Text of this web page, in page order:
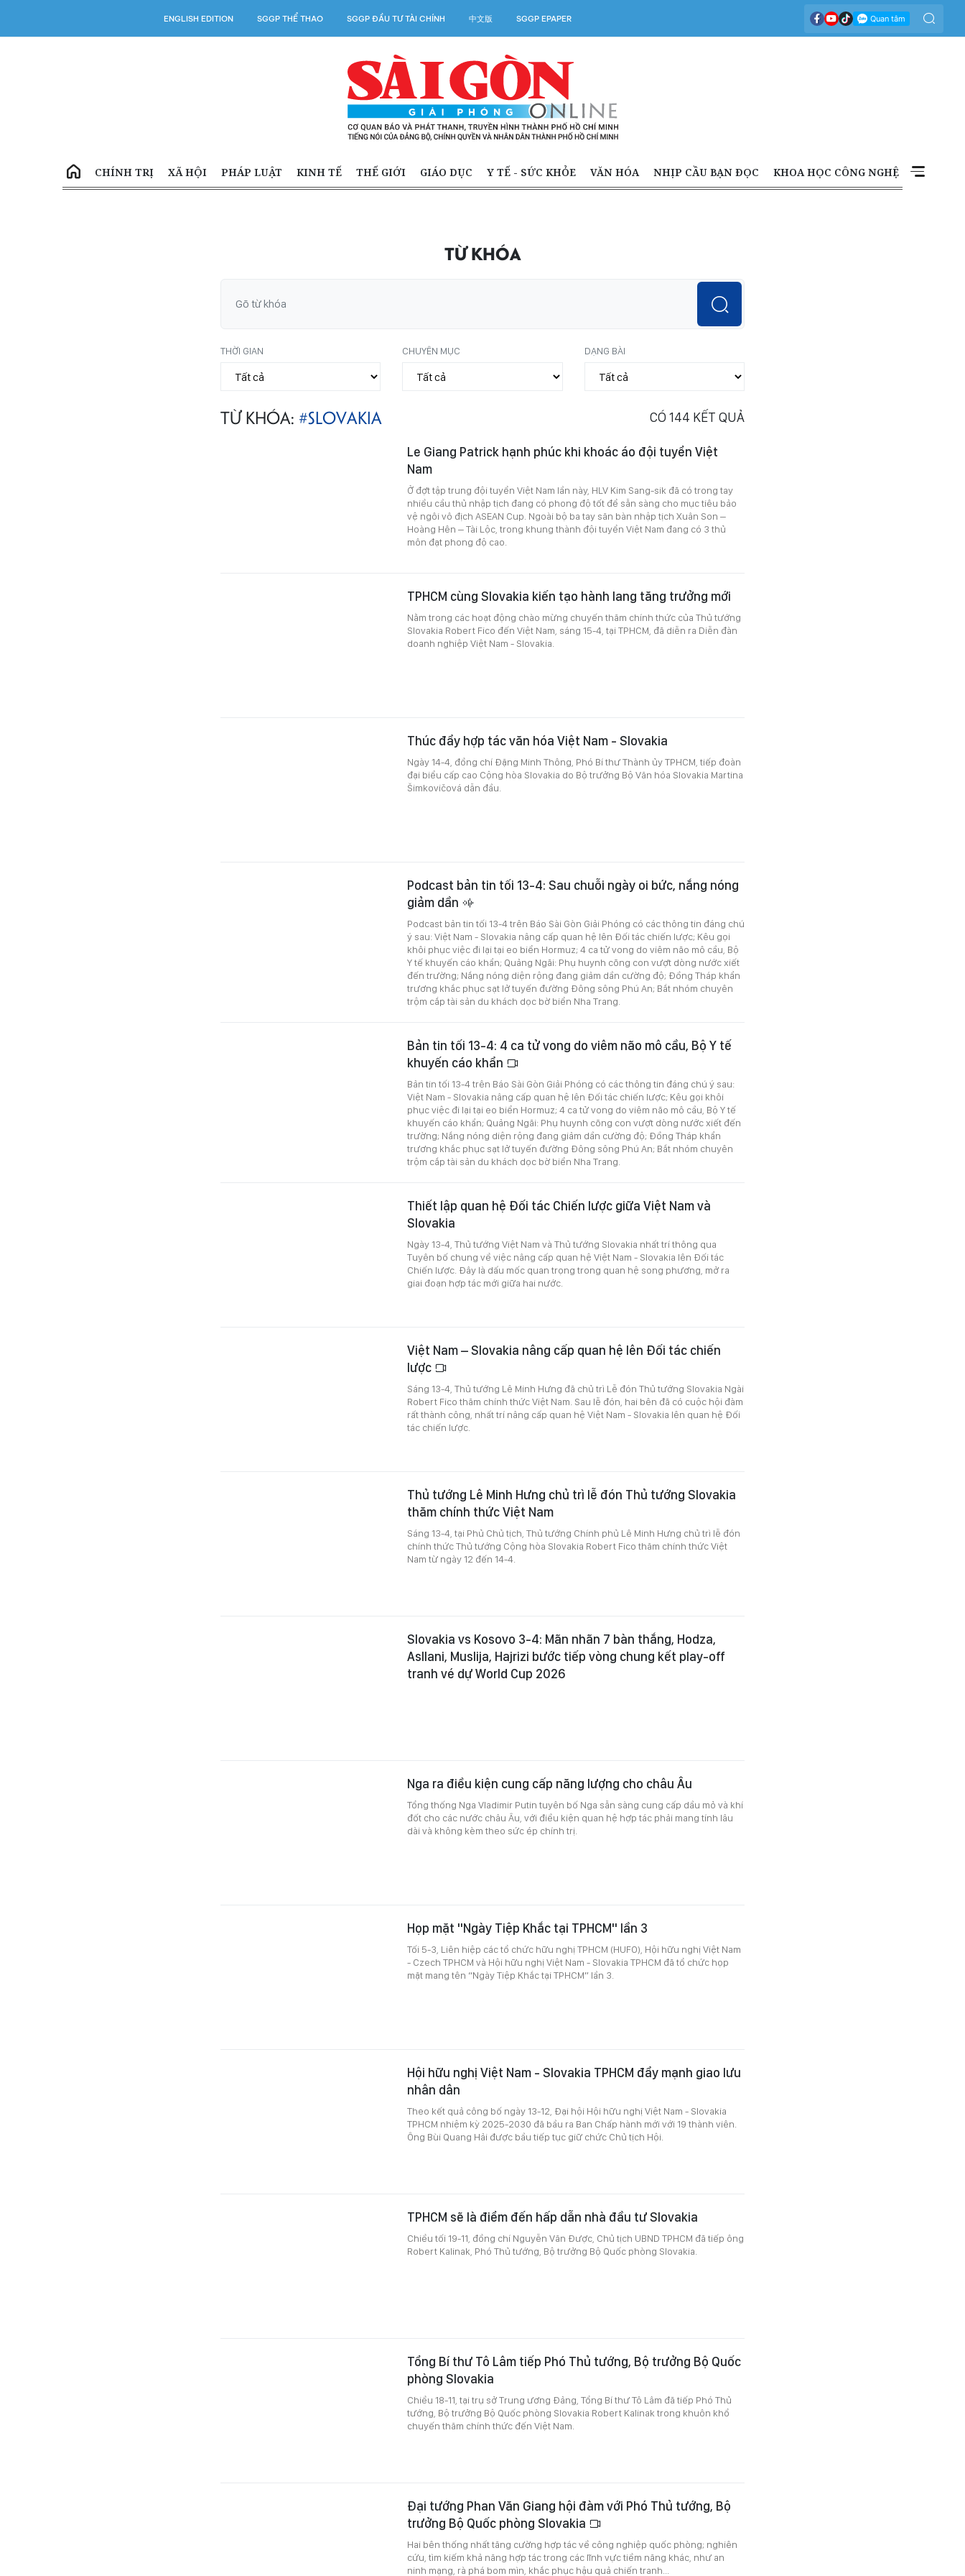
ENGLISH EDITION SGGP THỂ THAO SGGP ĐẦU TƯ TÀI CHÍNH 中文版 SGGP EPAPER
CHÍNH TRỊ XÃ HỘI PHÁP LUẬT KINH TẾ THẾ GIỚI GIÁO DỤC Y TẾ - SỨC KHỎE VĂN HÓA NHỊP CẦU BẠN ĐỌC KHOA HỌC CÔNG NGHỆ
TỪ KHÓA
THỜI GIAN CHUYÊN MỤC DẠNG BÀI
TỪ KHÓA: #SLOVAKIA CÓ 144 KẾT QUẢ
Le Giang Patrick hạnh phúc khi khoác áo đội tuyển Việt
Nam
Ở đợt tập trung đội tuyển Việt Nam lần này, HLV Kim Sang-sik đã có trong tay
nhiều cầu thủ nhập tịch đang có phong độ tốt để sẵn sàng cho mục tiêu bảo
vệ ngôi vô địch ASEAN Cup. Ngoài bộ ba tay săn bàn nhập tịch Xuân Son –
Hoàng Hên – Tài Lộc, trong khung thành đội tuyển Việt Nam đang có 3 thủ
môn đạt phong độ cao.
TPHCM cùng Slovakia kiến tạo hành lang tăng trưởng mới
Nằm trong các hoạt động chào mừng chuyến thăm chính thức của Thủ tướng
Slovakia Robert Fico đến Việt Nam, sáng 15-4, tại TPHCM, đã diễn ra Diễn đàn
doanh nghiệp Việt Nam - Slovakia.
Thúc đẩy hợp tác văn hóa Việt Nam - Slovakia
Ngày 14-4, đồng chí Đặng Minh Thông, Phó Bí thư Thành ủy TPHCM, tiếp đoàn
đại biểu cấp cao Cộng hòa Slovakia do Bộ trưởng Bộ Văn hóa Slovakia Martina
Šimkovičová dẫn đầu.
Podcast bản tin tối 13-4: Sau chuỗi ngày oi bức, nắng nóng
giảm dần
Podcast bản tin tối 13-4 trên Báo Sài Gòn Giải Phóng có các thông tin đáng chú
ý sau: Việt Nam - Slovakia nâng cấp quan hệ lên Đối tác chiến lược; Kêu gọi
khôi phục việc đi lại tại eo biển Hormuz; 4 ca tử vong do viêm não mô cầu, Bộ
Y tế khuyến cáo khẩn; Quảng Ngãi: Phụ huynh cõng con vượt dòng nước xiết
đến trường; Nắng nóng diện rộng đang giảm dần cường độ; Đồng Tháp khẩn
trương khắc phục sạt lở tuyến đường Đông sông Phú An; Bắt nhóm chuyên
trộm cắp tài sản du khách dọc bờ biển Nha Trang.
Bản tin tối 13-4: 4 ca tử vong do viêm não mô cầu, Bộ Y tế
khuyến cáo khẩn
Bản tin tối 13-4 trên Báo Sài Gòn Giải Phóng có các thông tin đáng chú ý sau:
Việt Nam - Slovakia nâng cấp quan hệ lên Đối tác chiến lược; Kêu gọi khôi
phục việc đi lại tại eo biển Hormuz; 4 ca tử vong do viêm não mô cầu, Bộ Y tế
khuyến cáo khẩn; Quảng Ngãi: Phụ huynh cõng con vượt dòng nước xiết đến
trường; Nắng nóng diện rộng đang giảm dần cường độ; Đồng Tháp khẩn
trương khắc phục sạt lở tuyến đường Đông sông Phú An; Bắt nhóm chuyên
trộm cắp tài sản du khách dọc bờ biển Nha Trang.
Thiết lập quan hệ Đối tác Chiến lược giữa Việt Nam và
Slovakia
Ngày 13-4, Thủ tướng Việt Nam và Thủ tướng Slovakia nhất trí thông qua
Tuyên bố chung về việc nâng cấp quan hệ Việt Nam - Slovakia lên Đối tác
Chiến lược. Đây là dấu mốc quan trọng trong quan hệ song phương, mở ra
giai đoạn hợp tác mới giữa hai nước.
Việt Nam – Slovakia nâng cấp quan hệ lên Đối tác chiến
lược
Sáng 13-4, Thủ tướng Lê Minh Hưng đã chủ trì Lễ đón Thủ tướng Slovakia Ngài
Robert Fico thăm chính thức Việt Nam. Sau lễ đón, hai bên đã có cuộc hội đàm
rất thành công, nhất trí nâng cấp quan hệ Việt Nam - Slovakia lên quan hệ Đối
tác chiến lược.
Thủ tướng Lê Minh Hưng chủ trì lễ đón Thủ tướng Slovakia
thăm chính thức Việt Nam
Sáng 13-4, tại Phủ Chủ tịch, Thủ tướng Chính phủ Lê Minh Hưng chủ trì lễ đón
chính thức Thủ tướng Cộng hòa Slovakia Robert Fico thăm chính thức Việt
Nam từ ngày 12 đến 14-4.
Slovakia vs Kosovo 3-4: Mãn nhãn 7 bàn thắng, Hodza,
Asllani, Muslija, Hajrizi bước tiếp vòng chung kết play-off
tranh vé dự World Cup 2026
Nga ra điều kiện cung cấp năng lượng cho châu Âu
Tổng thống Nga Vladimir Putin tuyên bố Nga sẵn sàng cung cấp dầu mỏ và khí
đốt cho các nước châu Âu, với điều kiện quan hệ hợp tác phải mang tính lâu
dài và không kèm theo sức ép chính trị.
Họp mặt "Ngày Tiệp Khắc tại TPHCM" lần 3
Tối 5-3, Liên hiệp các tổ chức hữu nghị TPHCM (HUFO), Hội hữu nghị Việt Nam
- Czech TPHCM và Hội hữu nghị Việt Nam - Slovakia TPHCM đã tổ chức họp
mặt mang tên “Ngày Tiệp Khắc tại TPHCM” lần 3.
Hội hữu nghị Việt Nam - Slovakia TPHCM đẩy mạnh giao lưu
nhân dân
Theo kết quả công bố ngày 13-12, Đại hội Hội hữu nghị Việt Nam - Slovakia
TPHCM nhiệm kỳ 2025-2030 đã bầu ra Ban Chấp hành mới với 19 thành viên.
Ông Bùi Quang Hải được bầu tiếp tục giữ chức Chủ tịch Hội.
TPHCM sẽ là điểm đến hấp dẫn nhà đầu tư Slovakia
Chiều tối 19-11, đồng chí Nguyễn Văn Được, Chủ tịch UBND TPHCM đã tiếp ông
Robert Kalinak, Phó Thủ tướng, Bộ trưởng Bộ Quốc phòng Slovakia.
Tổng Bí thư Tô Lâm tiếp Phó Thủ tướng, Bộ trưởng Bộ Quốc
phòng Slovakia
Chiều 18-11, tại trụ sở Trung ương Đảng, Tổng Bí thư Tô Lâm đã tiếp Phó Thủ
tướng, Bộ trưởng Bộ Quốc phòng Slovakia Robert Kalinak trong khuôn khổ
chuyến thăm chính thức đến Việt Nam.
Đại tướng Phan Văn Giang hội đàm với Phó Thủ tướng, Bộ
trưởng Bộ Quốc phòng Slovakia
Hai bên thống nhất tăng cường hợp tác về công nghiệp quốc phòng; nghiên
cứu, tìm kiếm khả năng hợp tác trong các lĩnh vực tiềm năng khác, như an
ninh mạng, rà phá bom mìn, khắc phục hậu quả chiến tranh...